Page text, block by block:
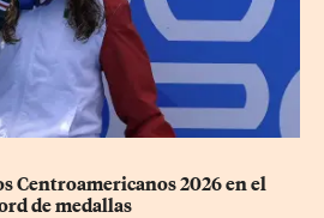
Centroamericanos 2026 en el
de medallas